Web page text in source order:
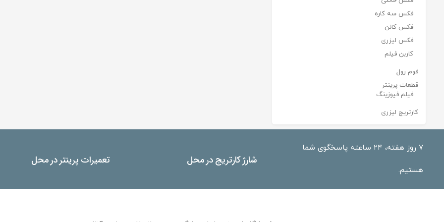
فکس سه کاره
فکس کانن
فکس لیزری
کاربن فیلم
فوم رول
قطعات پرینتر
فیلم فیوزینگ
کارتریج لیزری
۷ روز هفته، ۲۴ ساعته پاسخگوی شما
هستیم.
شارژ کارتریج در محل تعمیرات پرینتر در محل